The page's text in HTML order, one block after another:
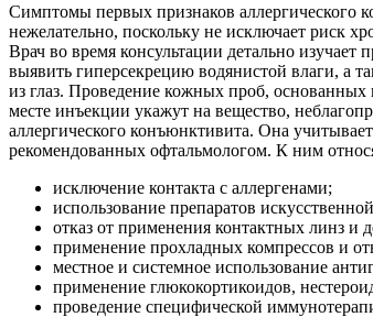
Симптомы первых признаков аллергического
нежелательно, поскольку не исключает риск
Врач во время консультации детально
выявить гиперсекрецию водянистой влаги, а
из глаз. Проведение кожных проб,
месте инъекции укажут на вещество,
аллергического конъюнктивита. Она
рекомендованных офтальмологом. К ним
исключение контакта с аллергенами;
использование препаратов
отказ от применения контактных линз и
применение прохладных компрессов и
местное и системное использование
применение глюкокортикоидов,
проведение специфической